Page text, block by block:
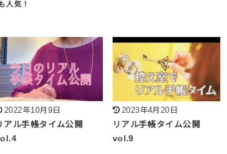
2022年10月9日
アル手帳タイム公開
2023年4月20日
リアル手帳タイム公開
vol.9